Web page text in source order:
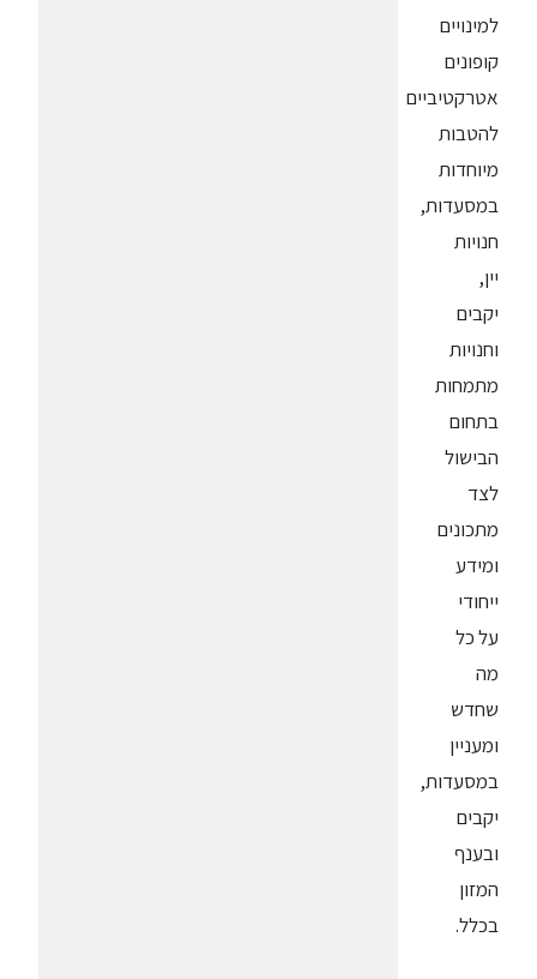
למינויים
קופונים
אטרקטיביים
להטבות
מיוחדות
במסעדות,
חנויות
יין,
יקבים
וחנויות
מתמחות
בתחום
הבישול
לצד
מתכונים
ומידע
ייחודי
על כל
מה
שחדש
ומעניין
במסעדות,
יקבים
ובענף
המזון
בכלל.